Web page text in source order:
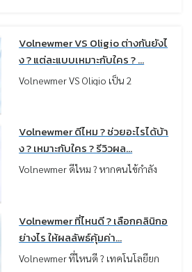
Volnewmer VS Oligio ต่างกันยังไ
ง ? แต่ละแบบเหมาะกับใคร ? ...
Volnewmer VS Oligio เป็น 2
Monopolar RF เหมือนกัน แต่ในความ
เป็นจริง “ผลลัพธ์ที่ได้กลับไม่เหมือน
กัน” บางคนเน้นผิวฟู แน่น แต่บางคน
เน้นกรอบหน้าชัด ลดเหนียง ซึ่งทั้งหมด
Volnewmer ดีไหม ? ช่วยอะไรได้บ้า
ง ? เหมาะกับใคร ? รีวิวผล...
Volnewmer ดีไหม ? หากคนไข้กำลัง
Monopolar RF รุ่นใหม่อย่าง
Volnewmer คือตัวเลือกที่น่าสนใจมาก
ครับ เพราะถูกออกแบบมาเพื่อช่วยแก้
ปัญหาผิวหย่อนคล้อยและกระตุ้นคอล
Volnewmer ที่ไหนดี ? เลือกคลินิกอ
ย่างไร ให้ผลลัพธ์คุ้มค่า...
Volnewmer ที่ไหนดี ? เทคโนโลยียก